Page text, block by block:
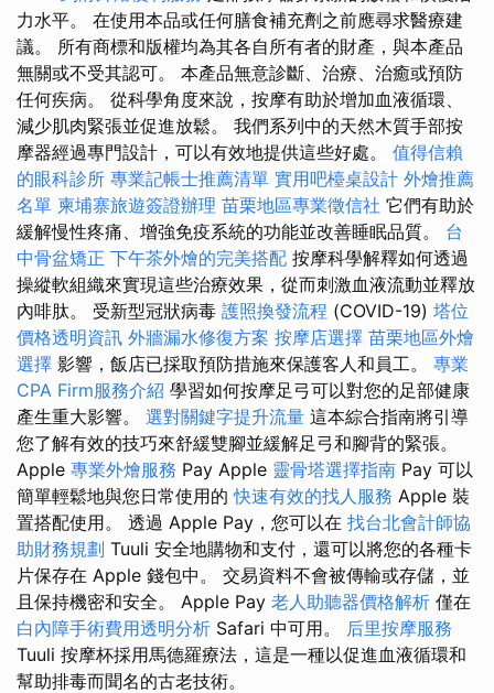
力水平。 在使用本品或任何膳食補充劑之前應尋求醫療建
議。 所有商標和版權均為其各自所有者的財產，與本產品
無關或不受其認可。 本產品無意診斷、治療、治癒或預防
任何疾病。 從科學角度來說，按摩有助於增加血液循環、
減少肌肉緊張並促進放鬆。 我們系列中的天然木質手部按
摩器經過專門設計，可以有效地提供這些好處。 值得信賴
的眼科診所 專業記帳士推薦清單 實用吧檯桌設計 外燴推薦
名單 柬埔寨旅遊簽證辦理 苗栗地區專業徵信社 它們有助於
緩解慢性疼痛、增強免疫系統的功能並改善睡眠品質。 台
中骨盆矯正 下午茶外燴的完美搭配 按摩科學解釋如何透過
操縱軟組織來實現這些治療效果，從而刺激血液流動並釋放
內啡肽。 受新型冠狀病毒 護照換發流程 (COVID-19) 塔位
價格透明資訊 外牆漏水修復方案 按摩店選擇 苗栗地區外燴
選擇 影響，飯店已採取預防措施來保護客人和員工。 專業
CPA Firm服務介紹 學習如何按摩足弓可以對您的足部健康
產生重大影響。 選對關鍵字提升流量 這本綜合指南將引導
您了解有效的技巧來舒緩雙腳並緩解足弓和腳背的緊張。
Apple 專業外燴服務 Pay Apple 靈骨塔選擇指南 Pay 可以
簡單輕鬆地與您日常使用的快速有效的找人服務 Apple 裝
置搭配使用。 透過 Apple Pay，您可以在 找台北會計師協
助財務規劃 Tuuli 安全地購物和支付，還可以將您的各種卡
片保存在 Apple 錢包中。 交易資料不會被傳輸或存儲，並
且保持機密和安全。 Apple Pay 老人助聽器價格解析 僅在
白內障手術費用透明分析 Safari 中可用。 后里按摩服務
Tuuli 按摩杯採用馬德羅療法，這是一種以促進血液循環和
幫助排毒而聞名的古老技術。